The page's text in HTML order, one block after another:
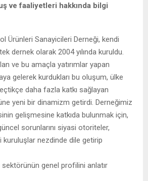
ve faaliyetleri hakkında bilgi
Ürünleri Sanayicileri Derneği, kendi
dernek olarak 2004 yılında kuruldu.
ve bu amaçla yatırımlar yapan
gelerek kurdukları bu oluşum, ülke
daha fazla katkı sağlayan
yeni bir dinamizm getirdi. Derneğimiz
gelişmesine katkıda bulunmak için,
sorunlarını siyasi otoriteler,
kuruluşlar nezdinde dile getirip
genel profilini anlatır